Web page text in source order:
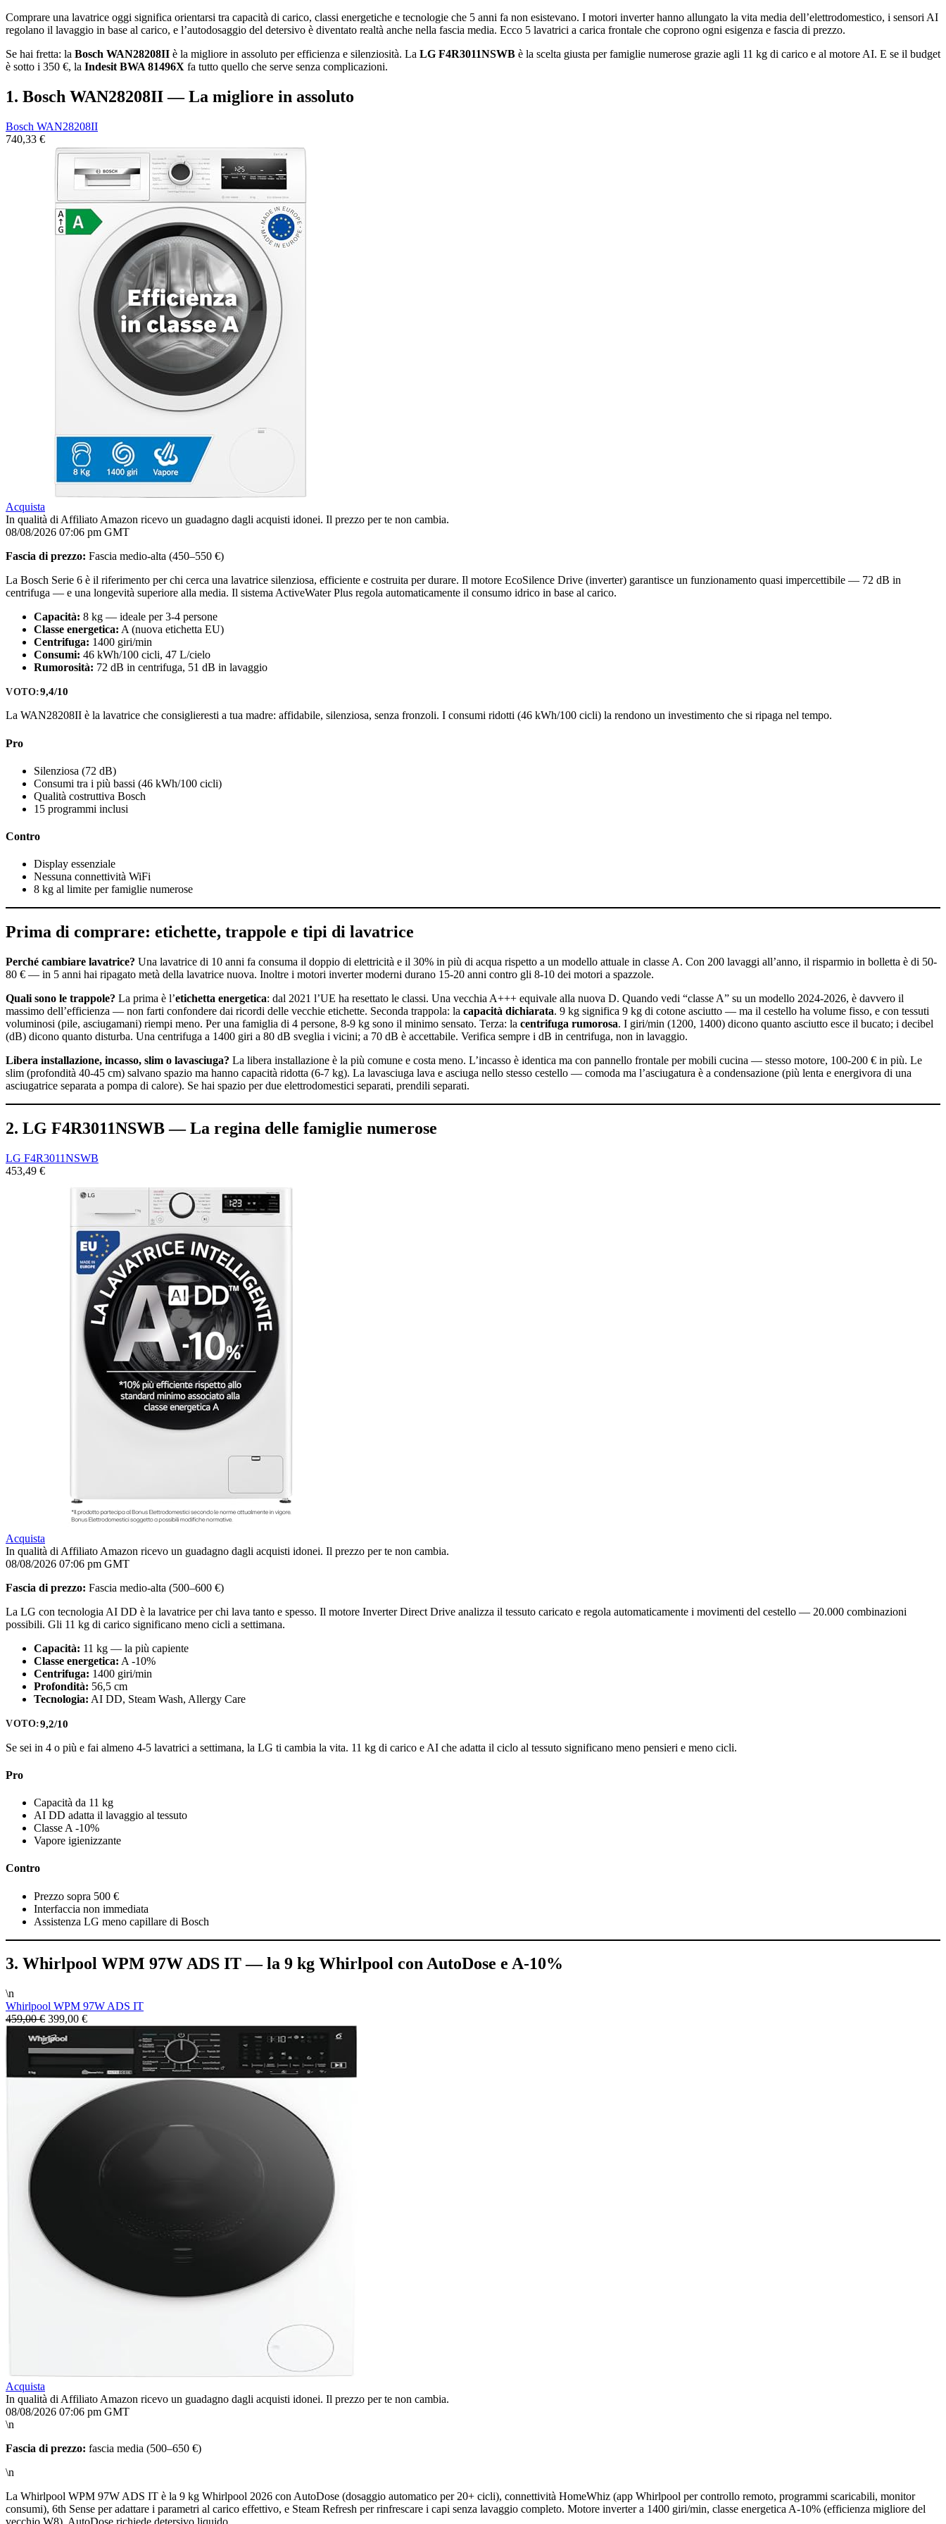
Comprare una lavatrice oggi significa orientarsi tra capacità di carico, classi energetiche e tecnologie che 5 anni fa non esistevano. I motori inverter hanno allungato la vita media dell’elettrodomestico, i sensori AI
regolano il lavaggio in base al carico, e l’autodosaggio del detersivo è diventato realtà anche nella fascia media. Ecco 5 lavatrici a carica frontale che coprono ogni esigenza e fascia di prezzo.
Se hai fretta: la Bosch WAN28208II è la migliore in assoluto per efficienza e silenziosità. La LG F4R3011NSWB è la scelta giusta per famiglie numerose grazie agli 11 kg di carico e al motore AI. E se il budget
è sotto i 350 €, la Indesit BWA 81496X fa tutto quello che serve senza complicazioni.
1. Bosch WAN28208II — La migliore in assoluto
Bosch WAN28208II
740,33 €
Acquista
In qualità di Affiliato Amazon ricevo un guadagno dagli acquisti idonei. Il prezzo per te non cambia.
08/08/2026 07:06 pm GMT
Fascia di prezzo: Fascia medio-alta (450–550 €)
La Bosch Serie 6 è il riferimento per chi cerca una lavatrice silenziosa, efficiente e costruita per durare. Il motore EcoSilence Drive (inverter) garantisce un funzionamento quasi impercettibile — 72 dB in
centrifuga — e una longevità superiore alla media. Il sistema ActiveWater Plus regola automaticamente il consumo idrico in base al carico.
Capacità: 8 kg — ideale per 3-4 persone
Classe energetica: A (nuova etichetta EU)
Centrifuga: 1400 giri/min
Consumi: 46 kWh/100 cicli, 47 L/cielo
Rumorosità: 72 dB in centrifuga, 51 dB in lavaggio
VOTO:9,4/10
La WAN28208II è la lavatrice che consiglieresti a tua madre: affidabile, silenziosa, senza fronzoli. I consumi ridotti (46 kWh/100 cicli) la rendono un investimento che si ripaga nel tempo.
Pro
Silenziosa (72 dB)
Consumi tra i più bassi (46 kWh/100 cicli)
Qualità costruttiva Bosch
15 programmi inclusi
Contro
Display essenziale
Nessuna connettività WiFi
8 kg al limite per famiglie numerose
Prima di comprare: etichette, trappole e tipi di lavatrice
Perché cambiare lavatrice? Una lavatrice di 10 anni fa consuma il doppio di elettricità e il 30% in più di acqua rispetto a un modello attuale in classe A. Con 200 lavaggi all’anno, il risparmio in bolletta è di 50-
80 € — in 5 anni hai ripagato metà della lavatrice nuova. Inoltre i motori inverter moderni durano 15-20 anni contro gli 8-10 dei motori a spazzole.
Quali sono le trappole? La prima è l’etichetta energetica: dal 2021 l’UE ha resettato le classi. Una vecchia A+++ equivale alla nuova D. Quando vedi “classe A” su un modello 2024-2026, è davvero il
massimo dell’efficienza — non farti confondere dai ricordi delle vecchie etichette. Seconda trappola: la capacità dichiarata. 9 kg significa 9 kg di cotone asciutto — ma il cestello ha volume fisso, e con tessuti
voluminosi (pile, asciugamani) riempi meno. Per una famiglia di 4 persone, 8-9 kg sono il minimo sensato. Terza: la centrifuga rumorosa. I giri/min (1200, 1400) dicono quanto asciutto esce il bucato; i decibel
(dB) dicono quanto disturba. Una centrifuga a 1400 giri a 80 dB sveglia i vicini; a 70 dB è accettabile. Verifica sempre i dB in centrifuga, non in lavaggio.
Libera installazione, incasso, slim o lavasciuga? La libera installazione è la più comune e costa meno. L’incasso è identica ma con pannello frontale per mobili cucina — stesso motore, 100-200 € in più. Le
slim (profondità 40-45 cm) salvano spazio ma hanno capacità ridotta (6-7 kg). La lavasciuga lava e asciuga nello stesso cestello — comoda ma l’asciugatura è a condensazione (più lenta e energivora di una
asciugatrice separata a pompa di calore). Se hai spazio per due elettrodomestici separati, prendili separati.
2. LG F4R3011NSWB — La regina delle famiglie numerose
LG F4R3011NSWB
453,49 €
Acquista
In qualità di Affiliato Amazon ricevo un guadagno dagli acquisti idonei. Il prezzo per te non cambia.
08/08/2026 07:06 pm GMT
Fascia di prezzo: Fascia medio-alta (500–600 €)
La LG con tecnologia AI DD è la lavatrice per chi lava tanto e spesso. Il motore Inverter Direct Drive analizza il tessuto caricato e regola automaticamente i movimenti del cestello — 20.000 combinazioni
possibili. Gli 11 kg di carico significano meno cicli a settimana.
Capacità: 11 kg — la più capiente
Classe energetica: A -10%
Centrifuga: 1400 giri/min
Profondità: 56,5 cm
Tecnologia: AI DD, Steam Wash, Allergy Care
VOTO:9,2/10
Se sei in 4 o più e fai almeno 4-5 lavatrici a settimana, la LG ti cambia la vita. 11 kg di carico e AI che adatta il ciclo al tessuto significano meno pensieri e meno cicli.
Pro
Capacità da 11 kg
AI DD adatta il lavaggio al tessuto
Classe A -10%
Vapore igienizzante
Contro
Prezzo sopra 500 €
Interfaccia non immediata
Assistenza LG meno capillare di Bosch
3. Whirlpool WPM 97W ADS IT — la 9 kg Whirlpool con AutoDose e A-10%
\n
Whirlpool WPM 97W ADS IT
459,00 € 399,00 €
Acquista
In qualità di Affiliato Amazon ricevo un guadagno dagli acquisti idonei. Il prezzo per te non cambia.
08/08/2026 07:06 pm GMT
\n
Fascia di prezzo: fascia media (500–650 €)
\n
La Whirlpool WPM 97W ADS IT è la 9 kg Whirlpool 2026 con AutoDose (dosaggio automatico per 20+ cicli), connettività HomeWhiz (app Whirlpool per controllo remoto, programmi scaricabili, monitor
consumi), 6th Sense per adattare i parametri al carico effettivo, e Steam Refresh per rinfrescare i capi senza lavaggio completo. Motore inverter a 1400 giri/min, classe energetica A-10% (efficienza migliore del